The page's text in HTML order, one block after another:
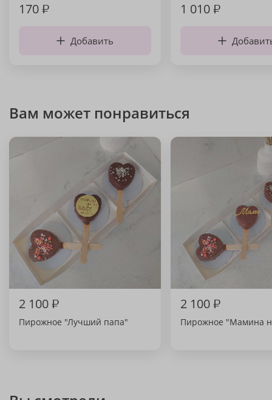
170₽
Добавить
1 010₽
Вам может понравиться
2 100₽
Пирожное "Лучший папа"
2 100₽
Пирожное "Мамина